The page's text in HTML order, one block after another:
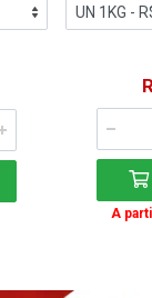
A